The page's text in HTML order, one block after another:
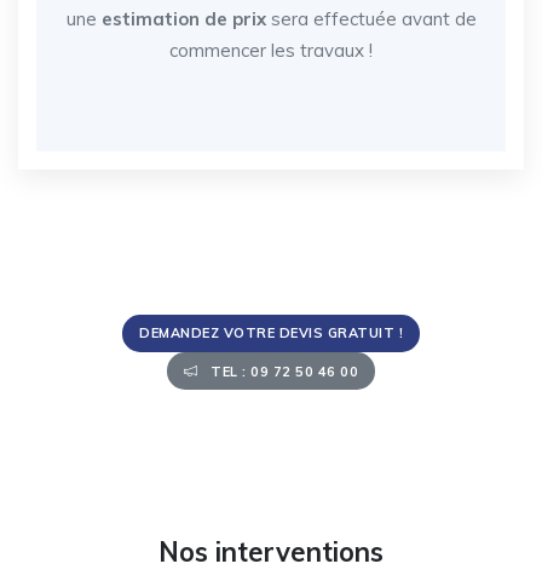
une estimation de prixsera effectuée avant de
commencer les travaux !
DEMANDEZ VOTRE DEVIS GRATUIT !
TEL : 09 72 50 46 00
Nos interventions